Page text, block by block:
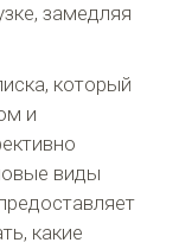
замедляя
который
и
виды
какие